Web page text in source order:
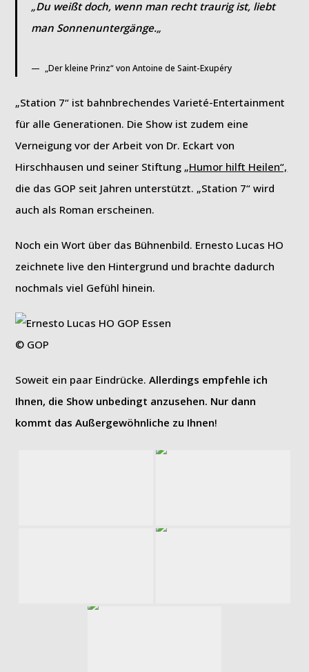
„Du weißt doch, wenn man recht traurig ist, liebt
man Sonnenuntergänge.„
„Der kleine Prinz“ von Antoine de Saint-Exupéry
„Station 7“ ist bahnbrechendes Varieté-Entertainment
für alle Generationen. Die Show ist zudem eine
Verneigung vor der Arbeit von Dr. Eckart von
Hirschhausen und seiner Stiftung „Humor hilft Heilen“,
die das GOP seit Jahren unterstützt. „Station 7“ wird
auch als Roman erscheinen.
Noch ein Wort über das Bühnenbild. Ernesto Lucas HO
zeichnete live den Hintergrund und brachte dadurch
nochmals viel Gefühl hinein.
© GOP
Soweit ein paar Eindrücke.Allerdings empfehle ich
Ihnen, die Show unbedingt anzusehen. Nur dann
kommt das Außergewöhnliche zu Ihnen!